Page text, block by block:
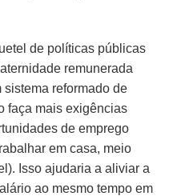
de políticas públicas
remunerada
reformado de
faça mais exigências
de emprego
em casa, meio
Isso ajudaria a aliviar a
ao mesmo tempo em